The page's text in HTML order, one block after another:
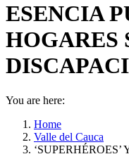
ESENCIA
HOGARES
You are here:
Home
Valle del Cauca